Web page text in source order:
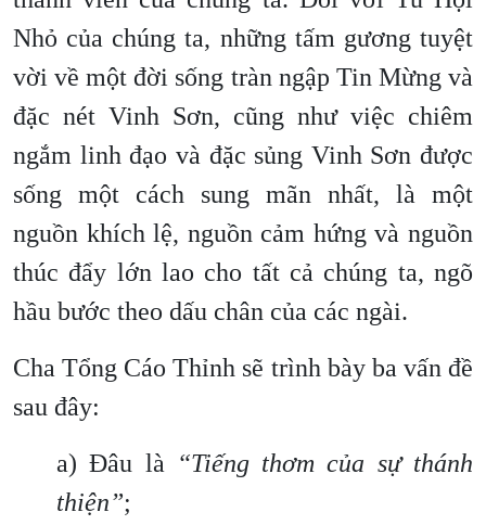
Nhỏ của chúng ta, những tấm gương tuyệt
vời về một đời sống tràn ngập Tin Mừng và
đặc nét Vinh Sơn, cũng như việc chiêm
ngắm linh đạo và đặc sủng Vinh Sơn được
sống một cách sung mãn nhất, là một
nguồn khích lệ, nguồn cảm hứng và nguồn
thúc đẩy lớn lao cho tất cả chúng ta, ngõ
hầu bước theo dấu chân của các ngài.
Cha Tổng Cáo Thỉnh sẽ trình bày ba vấn đề
sau đây:
a) Đâu là
“Tiếng thơm của sự thánh
thiện”;